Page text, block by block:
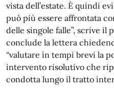
vista dell’estate. È quindi
può più essere affrontata
delle singole falle”, scrive il
conclude la lettera
“valutare in tempi brevi la
intervento risolutivo che
condotta lungo il tratto